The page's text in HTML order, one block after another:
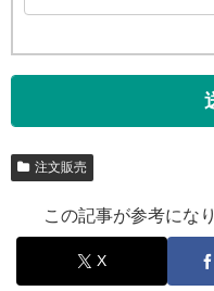
注文販売
この記事が参考にな
X